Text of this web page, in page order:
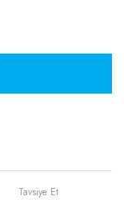
Tavsiye Et